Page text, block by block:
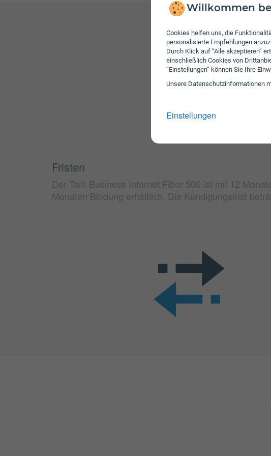
Willkommen
Cookies helfen uns, die
personalisierte Empfehlungen
Durch Klick auf “Alle akzeptieren”
einschließlich Cookies von
“Einstellungen” können Sie Ihre
Unsere Daten­schutz­informationen
Einstellungen
Fristen
Der Tarif Business Internet Fiber 500 ist mit 12
Monaten Bindung erhältlich. Die Kündigungsfrist